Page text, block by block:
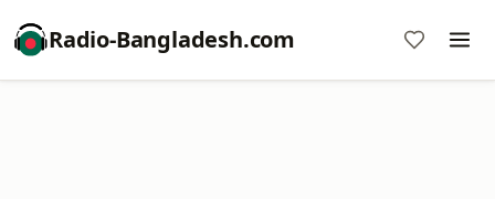
Radio-Bangladesh.com